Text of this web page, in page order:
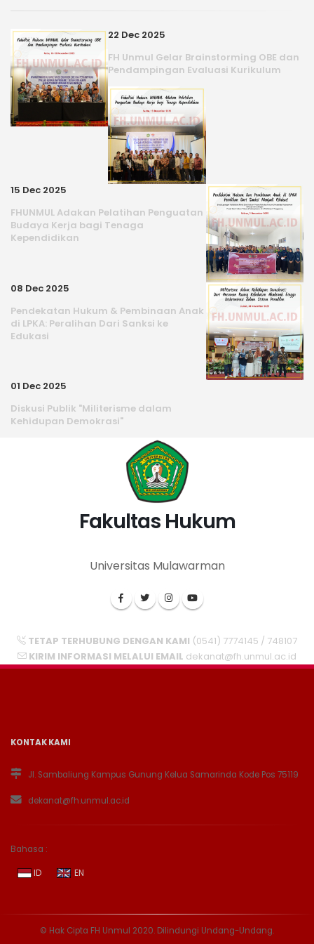
22 Dec 2025
FH Unmul Gelar Brainstorming OBE dan
Pendampingan Evaluasi Kurikulum
15 Dec 2025
FHUNMUL Adakan Pelatihan Penguatan
Budaya Kerja bagi Tenaga
Kependidikan
08 Dec 2025
Pendekatan Hukum & Pembinaan Anak
di LPKA: Peralihan Dari Sanksi ke
Edukasi
01 Dec 2025
Diskusi Publik "Militerisme dalam
Kehidupan Demokrasi"
Fakultas Hukum
Universitas Mulawarman
TETAP TERHUBUNG DENGAN KAMI (0541) 7774145 / 748107
KIRIM INFORMASI MELALUI EMAIL dekanat@fh.unmul.ac.id
KONTAK KAMI
Jl. Sambaliung Kampus Gunung Kelua Samarinda Kode Pos 75119
dekanat@fh.unmul.ac.id
Bahasa :
ID EN
© Hak Cipta FH Unmul 2020. Dilindungi Undang-Undang.